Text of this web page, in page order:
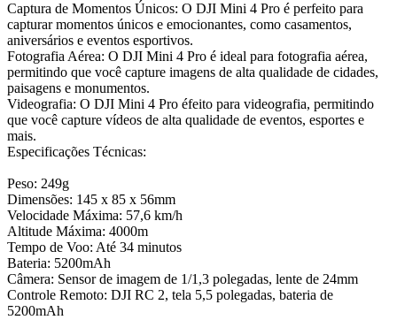
Captura de Momentos Únicos: O DJI Mini 4 Pro é perfeito para
capturar momentos únicos e emocionantes, como casamentos,
aniversários e eventos esportivos.
Fotografia Aérea: O DJI Mini 4 Pro é ideal para fotografia aérea,
permitindo que você capture imagens de alta qualidade de cidades,
paisagens e monumentos.
Videografia: O DJI Mini 4 Pro éfeito para videografia, permitindo
que você capture vídeos de alta qualidade de eventos, esportes e
mais.
Especificações Técnicas:
Peso: 249g
Dimensões: 145 x 85 x 56mm
Velocidade Máxima: 57,6 km/h
Altitude Máxima: 4000m
Tempo de Voo: Até 34 minutos
Bateria: 5200mAh
Câmera: Sensor de imagem de 1/1,3 polegadas, lente de 24mm
Controle Remoto: DJI RC 2, tela 5,5 polegadas, bateria de
5200mAh